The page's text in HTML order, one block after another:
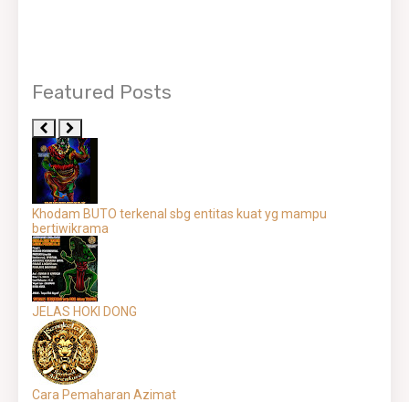
Featured Posts
Khodam BUTO terkenal sbg entitas kuat yg mampu
bertiwikrama
JELAS HOKI DONG
Cara Pemaharan Azimat